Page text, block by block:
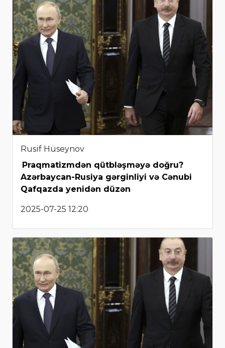
Rusif Hüseynov
Praqmatizmdən qütbləşməyə doğru?
Azərbaycan-Rusiya gərginliyi və Cənubi
Qafqazda yenidən düzən
2025-07-25 12:20